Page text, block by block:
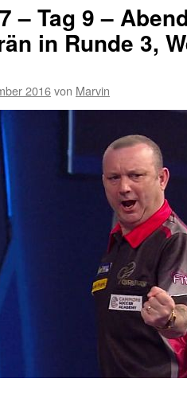
– Tag 9 –
in Runde 3,
2016von Marvin